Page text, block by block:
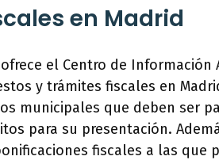
en Madrid
el Centro de Información
y trámites fiscales en
municipales que deben ser
para su presentación.
fiscales a las que